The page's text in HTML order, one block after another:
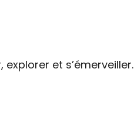
et s’émerveiller.